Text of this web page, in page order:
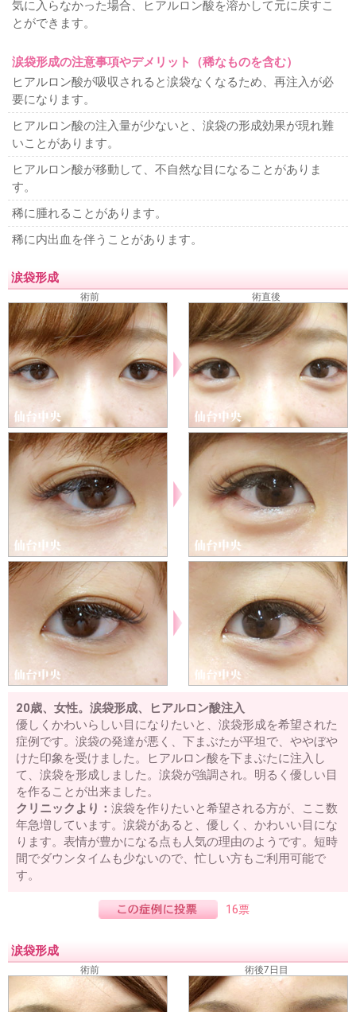
気に入らなかった場合、ヒアルロン酸を溶かして元に戻すこ
とができます。
涙袋形成の注意事項やデメリット（稀なものを含む）
ヒアルロン酸が吸収されると涙袋なくなるため、再注入が必
要になります。
ヒアルロン酸の注入量が少ないと、涙袋の形成効果が現れ難
いことがあります。
ヒアルロン酸が移動して、不自然な目になることがありま
す。
稀に腫れることがあります。
稀に内出血を伴うことがあります。
涙袋形成
術前 術直後
20歳、女性。涙袋形成、ヒアルロン酸注入
優しくかわいらしい目になりたいと、涙袋形成を希望された
症例です。涙袋の発達が悪く、下まぶたが平坦で、ややぼや
けた印象を受けました。ヒアルロン酸を下まぶたに注入し
て、涙袋を形成しました。涙袋が強調され。明るく優しい目
を作ることが出来ました。
クリニックより： 涙袋を作りたいと希望される方が、ここ数
年急増しています。涙袋があると、優しく、かわいい目にな
ります。表情が豊かになる点も人気の理由のようです。短時
間でダウンタイムも少ないので、忙しい方もご利用可能で
す。
16票
涙袋形成
術前 術後7日目